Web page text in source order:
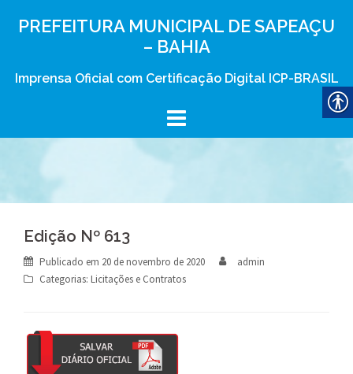
PREFEITURA MUNICIPAL DE SAPEAÇU
– BAHIA
Imprensa Oficial com Certificação Digital ICP-BRASIL
Edição Nº 613
Publicado em 20 de novembro de 2020
admin
Categorias: Licitações e Contratos